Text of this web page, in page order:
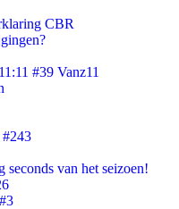
CBR
#39 Vanz11
van het seizoen!